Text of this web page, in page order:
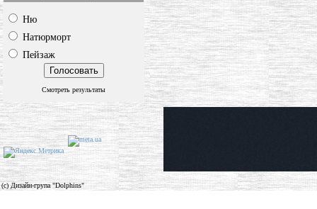
Ню
Натюрморт
Пейзаж
Смотреть результаты
(c) Дизайн-група "Dolphins"